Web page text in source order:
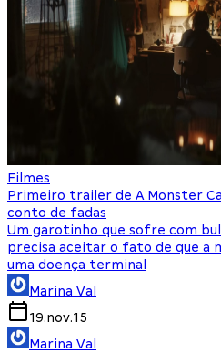
Filmes
Primeiro trailer de A Monster
conto de fadas
Um garotinho que sofre com
precisa aceitar o fato de que a
uma doença terminal
Marina Val
19.nov.15
Marina Val